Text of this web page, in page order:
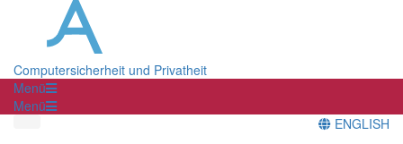
Computersicherheit und Privatheit
Menü
Menü
ENGLISH